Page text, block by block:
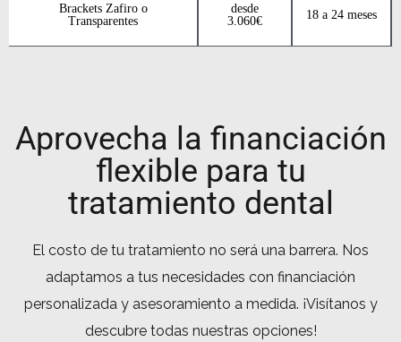
Brackets Zafiro o
Transparentes
desde
3.060€
18 a 24 meses
Aprovecha la financiación
flexible para tu
tratamiento dental
El costo de tu tratamiento no será una barrera. Nos
adaptamos a tus necesidades con financiación
personalizada y asesoramiento a medida. ¡Visítanos y
descubre todas nuestras opciones!